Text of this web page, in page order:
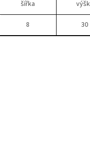
šířka
8 30